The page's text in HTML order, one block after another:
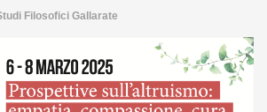
Filosofici Gallarate